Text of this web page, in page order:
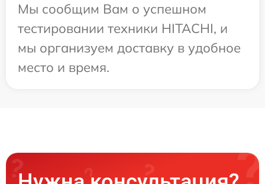
Мы сообщим Вам о успешном
тестировании техники HITACHI, и
мы организуем доставку в удобное
место и время.